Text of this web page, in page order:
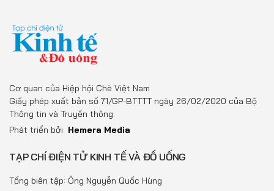
Cơ quan của Hiệp hội Chè Việt Nam
Giấy phép xuất bản số 71/GP-BTTTT ngày 26/02/2020 của Bộ
Thông tin và Truyền thông.
Phát triển bởi Hemera Media
TẠP CHÍ ĐIỆN TỬ KINH TẾ VÀ ĐỒ UỐNG
Tổng biên tập: Ông Nguyễn Quốc Hùng